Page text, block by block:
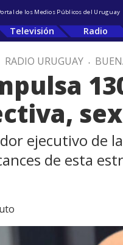
de los Medios Públicos del Uruguay
Televisión Radio
RADIO URUGUAY .
ejecutivo de
de esta